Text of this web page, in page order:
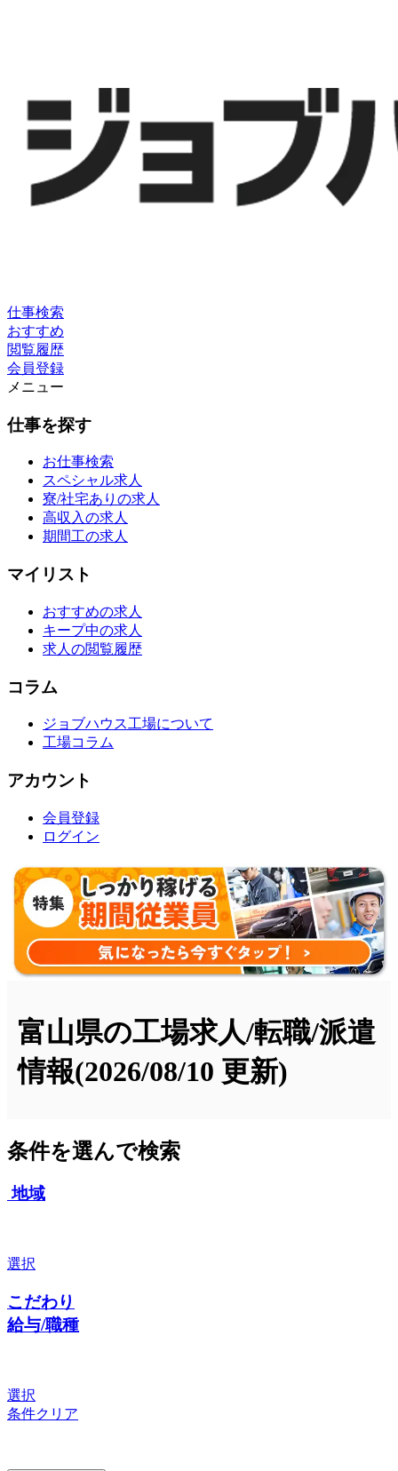
仕事検索
おすすめ
閲覧履歴
会員登録
メニュー
仕事を探す
お仕事検索
スペシャル求人
寮/社宅ありの求人
高収入の求人
期間工の求人
マイリスト
おすすめの求人
キープ中の求人
求人の閲覧履歴
コラム
ジョブハウス工場について
工場コラム
アカウント
会員登録
ログイン
富山県の工場求人/転職/派遣
情報(2026/08/10 更新)
条件を選んで検索
地域
選択
こだわり
給与/職種
選択
条件クリア